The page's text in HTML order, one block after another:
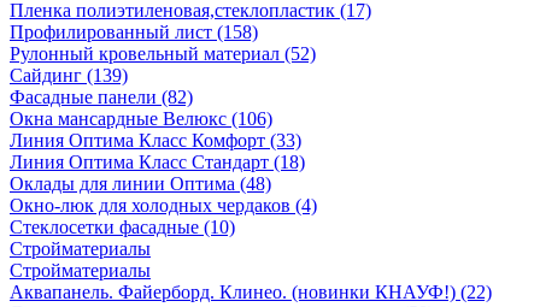
Пленка полиэтиленовая,стеклопластик (17)
Профилированный лист (158)
Рулонный кровельный материал (52)
Сайдинг (139)
Фасадные панели (82)
Окна мансардные Велюкс (106)
Линия Оптима Класс Комфорт (33)
Линия Оптима Класс Стандарт (18)
Оклады для линии Оптима (48)
Окно-люк для холодных чердаков (4)
Стеклосетки фасадные (10)
Стройматериалы
Стройматериалы
Аквапанель. Файерборд. Клинео. (новинки КНАУФ!) (22)